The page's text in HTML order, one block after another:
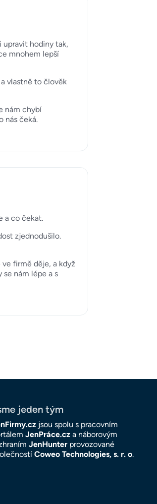
upravit hodiny tak,
mnohem lepší
vlastně to člověk
nám chybí
nás čeká.
a co čekat.
zjednodušilo.
firmě děje, a když
nám lépe a s
jeden tým
jsou spolu s pracovním
JenPráce.cz a náborovým
JenHunter provozované
Coweo Technologies, s. r. o.